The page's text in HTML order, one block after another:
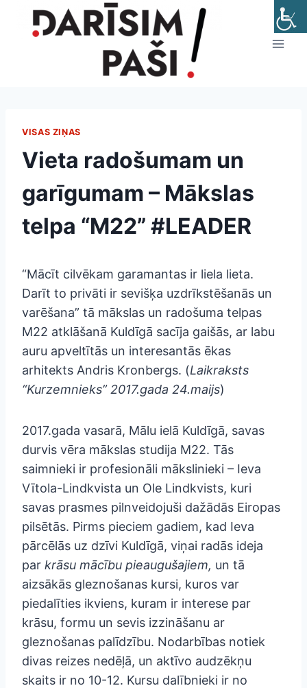
VISAS ZIŅAS
Vieta radošumam un
garīgumam – Mākslas
telpa “M22” #LEADER
“Mācīt cilvēkam garamantas ir liela lieta.
Darīt to privāti ir sevišķa uzdrīkstēšanās un
varēšana” tā mākslas un radošuma telpas
M22 atklāšanā Kuldīgā sacīja gaišās, ar labu
auru apveltītās un interesantās ēkas
arhitekts Andris Kronbergs. (Laikraksts
“Kurzemnieks” 2017.gada 24.maijs)
2017.gada vasarā, Mālu ielā Kuldīgā, savas
durvis vēra mākslas studija M22. Tās
saimnieki ir profesionāli mākslinieki – Ieva
Vītola-Lindkvista un Ole Lindkvists, kuri
savas prasmes pilnveidojuši dažādās Eiropas
pilsētās. Pirms pieciem gadiem, kad Ieva
pārcēlās uz dzīvi Kuldīgā, viņai radās ideja
par krāsu mācību pieaugušajiem, un tā
aizsākās gleznošanas kursi, kuros var
piedalīties ikviens, kuram ir interese par
krāsu, formu un sevis izzināšanu ar
gleznošanas palīdzību. Nodarbības notiek
divas reizes nedēļā, un aktīvo audzēkņu
skaits ir no 10-12. Kursu dalībnieki ir no